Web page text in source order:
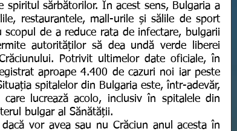
spiritul sărbătorilor. În acest sens, Bulgaria a
restaurantele, mall-urile și sălile de sport
de a reduce rata de infectare, bulgarii
autorităților să dea undă verde liberei
Potrivit ultimelor date oficiale, în
aproape 4.400 de cazuri noi iar peste
spitalelor din Bulgaria este, într-adevăr,
lucrează acolo, inclusiv în spitalele din
bulgar al Sănătății.